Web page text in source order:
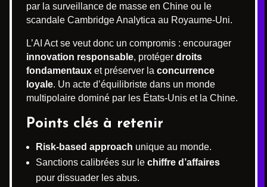
par la surveillance de masse en Chine ou le
scandale Cambridge Analytica au Royaume-Uni.
L’AI Act se veut donc un compromis : encourager
innovation responsable, protéger droits
fondamentaux et préserver la concurrence
loyale. Un acte d’équilibriste dans un monde
multipolaire dominé par les États-Unis et la Chine.
Points clés à retenir
Risk-based approach unique au monde.
Sanctions calibrées sur le chiffre d’affaires
pour dissuader les abus.